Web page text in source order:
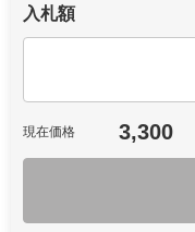
入札額
現在価格 3,300